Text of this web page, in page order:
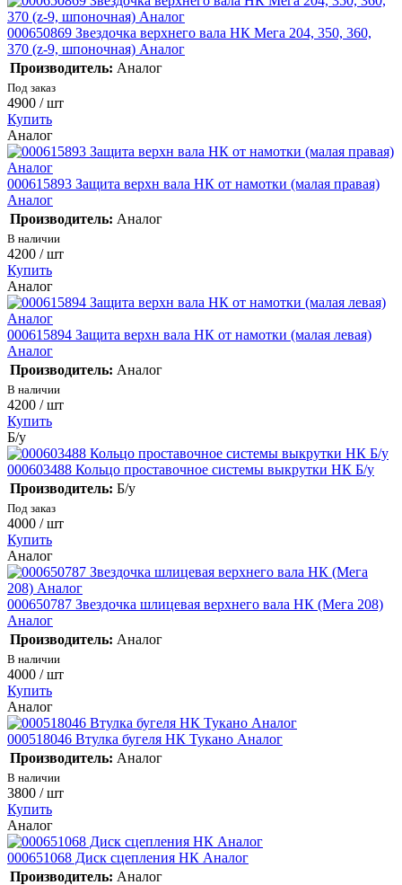
000650869 Звездочка верхнего вала НК Мега 204, 350, 360,
370 (z-9, шпоночная) Аналог
Производитель: Аналог
Под заказ
4900 / шт
Купить
Аналог
000615893 Защита верхн вала НК от намотки (малая правая)
Аналог
Производитель: Аналог
В наличии
4200 / шт
Купить
Аналог
000615894 Защита верхн вала НК от намотки (малая левая)
Аналог
Производитель: Аналог
В наличии
4200 / шт
Купить
Б/у
000603488 Кольцо проставочное системы выкрутки НК Б/у
Производитель: Б/у
Под заказ
4000 / шт
Купить
Аналог
000650787 Звездочка шлицевая верхнего вала НК (Мега 208)
Аналог
Производитель: Аналог
В наличии
4000 / шт
Купить
Аналог
000518046 Втулка бугеля НК Тукано Аналог
Производитель: Аналог
В наличии
3800 / шт
Купить
Аналог
000651068 Диск сцепления НК Аналог
Производитель: Аналог